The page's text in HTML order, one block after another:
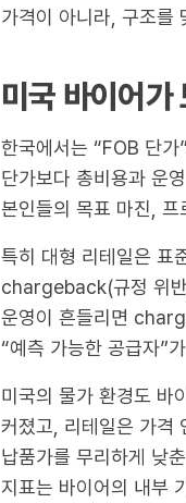
가격이 아니라, 구조를
미국 바이어가
한국에서는 “FOB 단
단가보다 총비용과 운
본인들의 목표 마진,
특히 대형 리테일은 표
chargeback(규정 위반
운영이 흔들리면
“예측 가능한 공급자”
미국의 물가 환경도 바
커졌고, 리테일은 가격
납품가를 무리하게 낮
지표는 바이어의 내부